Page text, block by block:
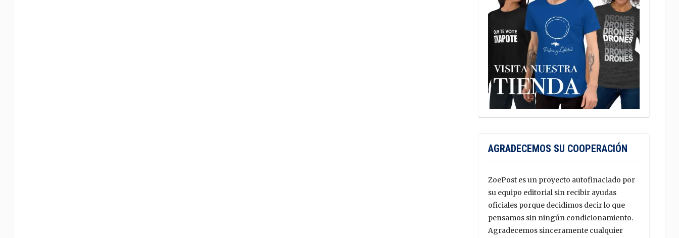
AGRADECEMOS SU COOPERACIÓN
ZoePost es un proyecto autofinaciado por
su equipo editorial sin recibir ayudas
oficiales porque decidimos decir lo que
pensamos sin ningún condicionamiento.
Agradecemos sinceramente cualquier